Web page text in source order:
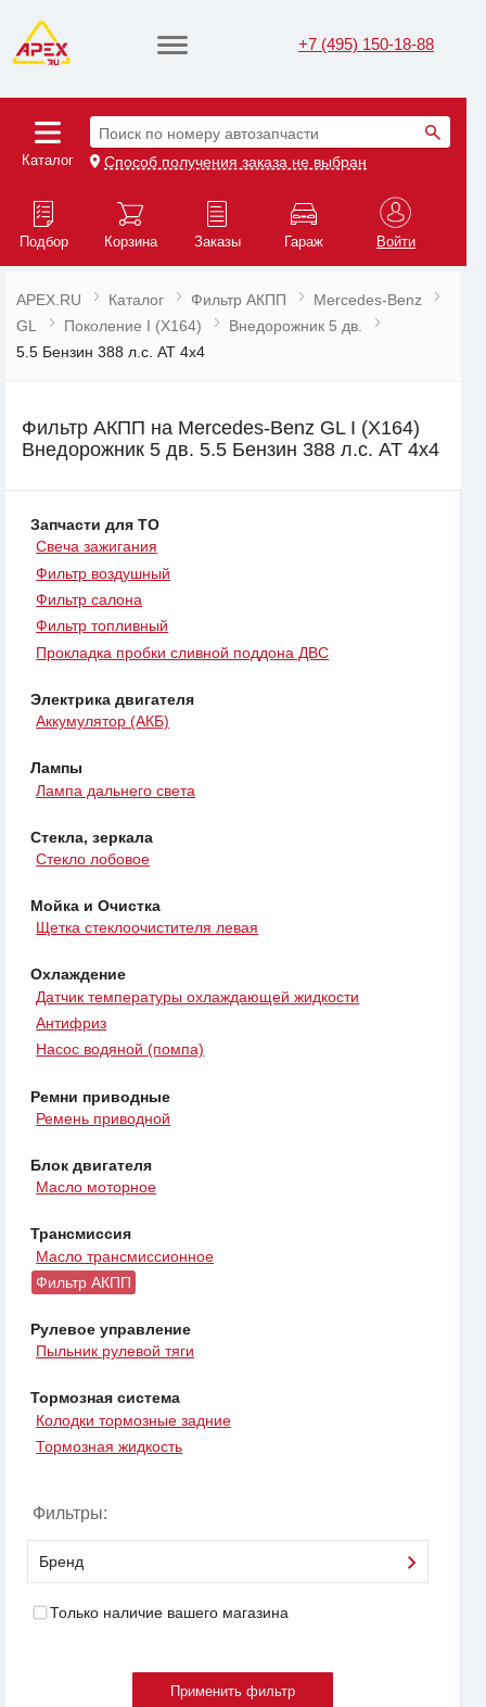
+7 (495) 150-18-88
Каталог
Поиск по номеру автозапчасти
Способ получения заказа не выбран
Подбор Корзина Заказы Гараж Войти
APEX.RU Каталог Фильтр АКПП
Mercedes-Benz
GL
Поколение I (X164)
Внедорожник 5 дв.
5.5 Бензин 388 л.с. AT 4x4
Фильтр АКПП на Mercedes-Benz GL I (X164)
Внедорожник 5 дв. 5.5 Бензин 388 л.с. AT 4x4
Запчасти для ТО
Свеча зажигания
Фильтр воздушный
Фильтр салона
Фильтр топливный
Прокладка пробки сливной поддона ДВС
Электрика двигателя
Аккумулятор (АКБ)
Лампы
Лампа дальнего света
Стекла, зеркала
Стекло лобовое
Мойка и Очистка
Щетка стеклоочистителя левая
Охлаждение
Датчик температуры охлаждающей жидкости
Антифриз
Насос водяной (помпа)
Ремни приводные
Ремень приводной
Блок двигателя
Масло моторное
Трансмиссия
Масло трансмиссионное
Фильтр АКПП
Рулевое управление
Пыльник рулевой тяги
Тормозная система
Колодки тормозные задние
Тормозная жидкость
Фильтры:
Бренд
Только наличие вашего магазина